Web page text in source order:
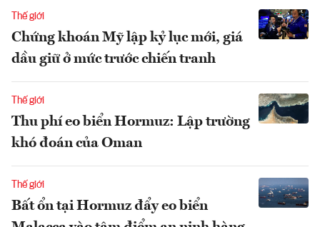
Thế giới
Chứng khoán Mỹ lập kỷ lục mới, giá
dầu giữ ở mức trước chiến tranh
Thế giới
Thu phí eo biển Hormuz: Lập trường
khó đoán của Oman
Thế giới
Bất ổn tại Hormuz đẩy eo biển